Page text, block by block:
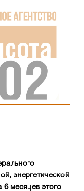
энергетической
6 месяцев этого